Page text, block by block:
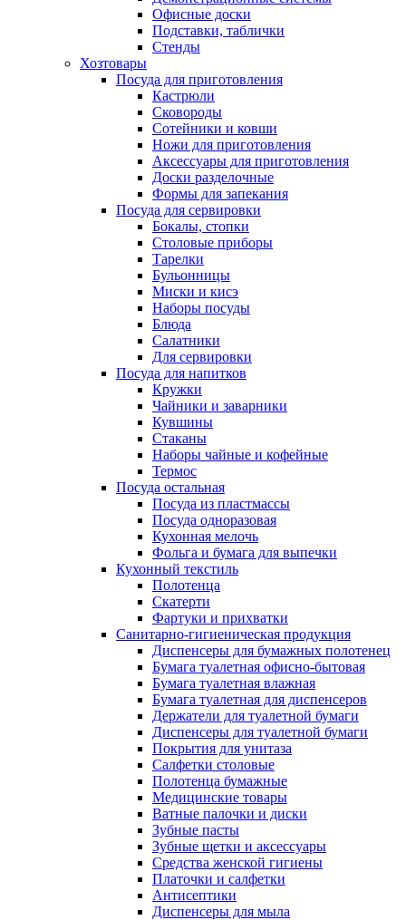
Офисные доски
Подставки, таблички
Стенды
Хозтовары
Посуда для приготовления
Кастрюли
Сковороды
Сотейники и ковши
Ножи для приготовления
Аксессуары для приготовления
Доски разделочные
Формы для запекания
Посуда для сервировки
Бокалы, стопки
Столовые приборы
Тарелки
Бульонницы
Миски и кисэ
Наборы посуды
Блюда
Салатники
Для сервировки
Посуда для напитков
Кружки
Чайники и заварники
Кувшины
Стаканы
Наборы чайные и кофейные
Термос
Посуда остальная
Посуда из пластмассы
Посуда одноразовая
Кухонная мелочь
Фольга и бумага для выпечки
Кухонный текстиль
Полотенца
Скатерти
Фартуки и прихватки
Санитарно-гигиеническая продукция
Диспенсеры для бумажных полотенец
Бумага туалетная офисно-бытовая
Бумага туалетная влажная
Бумага туалетная для диспенсеров
Держатели для туалетной бумаги
Диспенсеры для туалетной бумаги
Покрытия для унитаза
Салфетки столовые
Полотенца бумажные
Медицинские товары
Ватные палочки и диски
Зубные пасты
Зубные щетки и аксессуары
Средства женской гигиены
Платочки и салфетки
Антисептики
Диспенсеры для мыла